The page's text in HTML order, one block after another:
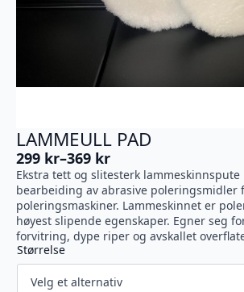
LAMMEULL PAD
299 kr–369 kr
Prisområde:
299 kr
til
369 kr
Ekstra tett og slitesterk
bearbeiding av abrasive poleringsmidler
poleringsmaskiner. Lammeskinnet er
høyest slipende egenskaper. Egner seg
forvitring, dype riper og avskallet
Størrelse